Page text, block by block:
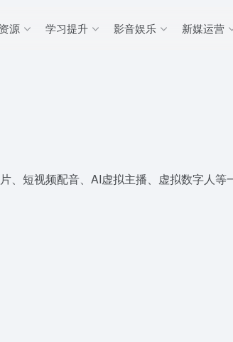
源 学习提升 影音娱乐 新媒运营
短视频配音、AI虚拟主播、虚拟数字人等